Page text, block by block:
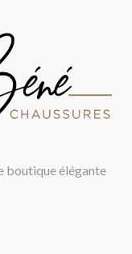
boutique élégante